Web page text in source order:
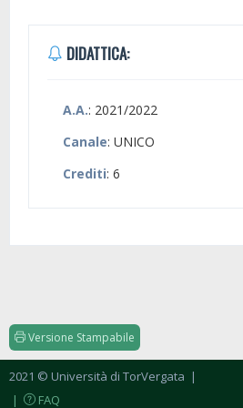
DIDATTICA:
A.A.: 2021/2022
Canale: UNICO
Crediti: 6
Versione Stampabile
2021 © Università di TorVergata
|
FAQ
|